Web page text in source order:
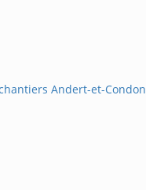
Andert-et-Condon